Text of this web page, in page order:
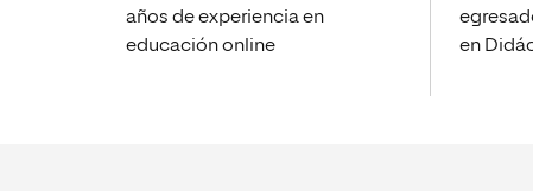
años de experiencia en
educación online
en